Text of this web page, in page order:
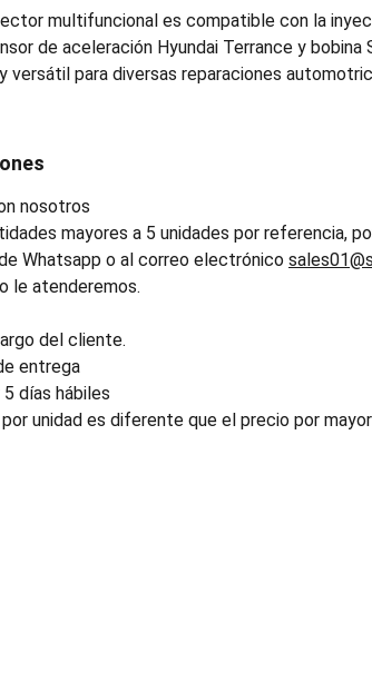
multifuncional es compatible con la
de aceleración Hyundai Terrance y bobina
versátil para diversas reparaciones
nosotros
mayores a 5 unidades por referencia,
Whatsapp o al correo electrónico
le atenderemos.
del cliente.
entrega
días hábiles
unidad es diferente que el precio por mayor